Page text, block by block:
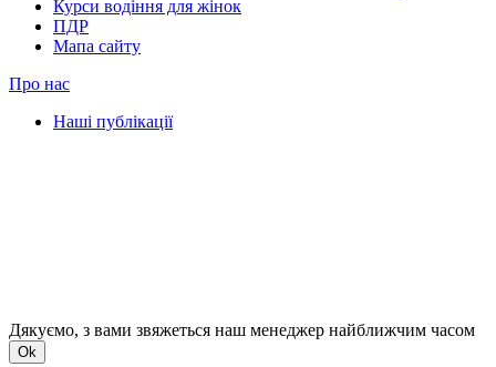
Курси водіння для жінок
ПДР
Мапа сайту
Про нас
Наші публікації
Дякуємо, з вами звяжеться наш менеджер найближчим часом
Ok